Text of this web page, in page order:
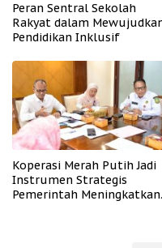
Peran Sentral Sekolah
Rakyat dalam
Pendidikan Inklusif
Koperasi Merah Putih Jadi
Instrumen Strategis
Pemerintah Meningkatkan